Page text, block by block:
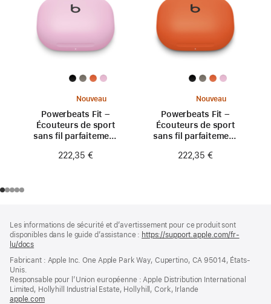
Nouveau
Powerbeats Fit –
Écouteurs de sport
sans fil parfaitement
222,35 €
Nouveau
Powerbeats Fit –
Écouteurs de sport
sans fil parfaitement
turbo
222,35 €
de
page
de
bas
page
Les informations de sécurité et d’avertissement pour ce produit sont
disponibles dans le guide d’assistance : https://support.apple.com/fr-
lu/docs
une
fenêtre)
Fabricant : Apple Inc. One Apple Park Way, Cupertino, CA 95014, États-
Unis.
Responsable pour l’Union européenne : Apple Distribution International
Limited, Hollyhill Industrial Estate, Hollyhill, Cork, Irlande
apple.com(s’ouvre